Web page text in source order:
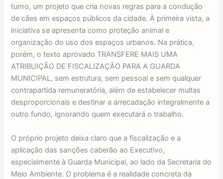
turno, um projeto que cria novas regras para a condução
de cães em espaços públicos da cidade. À primeira vista, a
iniciativa se apresenta como proteção animal e
organização do uso dos espaços urbanos. Na prática,
porém, o texto aprovado TRANSFERE MAIS UMA
ATRIBUIÇÃO DE FISCALIZAÇÃO PARA A GUARDA
MUNICIPAL, sem estrutura, sem pessoal e sem qualquer
contrapartida remuneratória, além de estabelecer multas
desproporcionais e destinar a arrecadação integralmente a
outro fundo, ignorando quem executará o trabalho.
O próprio projeto deixa claro que a fiscalização e a
aplicação das sanções caberão ao Executivo,
especialmente à Guarda Municipal, ao lado da Secretaria do
Meio Ambiente. O problema é a realidade concreta da